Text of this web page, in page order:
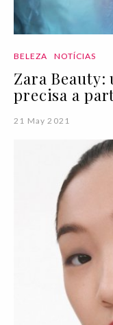
BELEZA NOTÍCIAS
Zara Beauty:
precisa a
21 May 2021